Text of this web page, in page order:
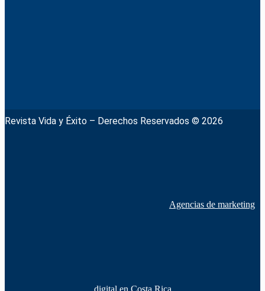
Revista Vida y Éxito – Derechos Reservados © 2026
Agencias de marketing
digital en Costa Rica